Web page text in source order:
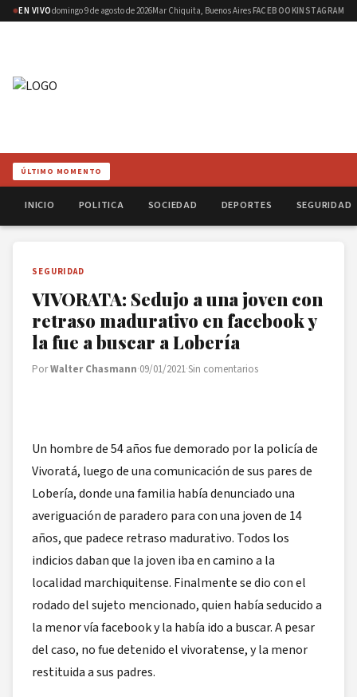
EN VIVOdomingo 9 de agosto de 2026Mar Chiquita, Buenos AiresFACEBOOKINSTAGRAM
ÚLTIMO MOMENTO
INICIO POLITICA SOCIEDAD DEPORTES SEGURIDAD
SEGURIDAD
VIVORATA: Sedujo a una joven con
retraso madurativo en facebook y
la fue a buscar a Lobería
PorWalter Chasmann·09/01/2021·Sin comentarios
Un hombre de 54 años fue demorado por la policía de
Vivoratá, luego de una comunicación de sus pares de
Lobería, donde una familia había denunciado una
averiguación de paradero para con una joven de 14
años, que padece retraso madurativo. Todos los
indicios daban que la joven iba en camino a la
localidad marchiquitense. Finalmente se dio con el
rodado del sujeto mencionado, quien había seducido a
la menor vía facebook y la había ido a buscar. A pesar
del caso, no fue detenido el vivoratense, y la menor
restituida a sus padres.